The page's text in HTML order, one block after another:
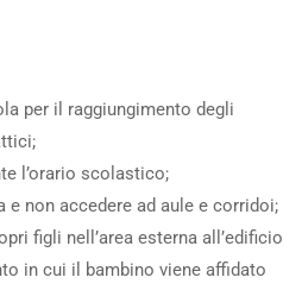
per il raggiungimento degli
l’orario scolastico;
e non accedere ad aule e corridoi;
figli nell’area esterna all’edificio
in cui il bambino viene affidato